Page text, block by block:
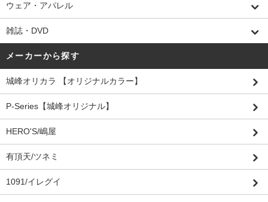
ウェア・アパレル
雑誌・DVD
メーカーから探す
城峰オリカラ 【オリジナルカラー】
P-Series【城峰オリジナル】
HERO'S/嶋屋
有頂天/ツネミ
1091/イレグイ